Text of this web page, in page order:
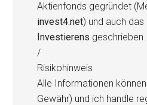
Aktienfonds gegründet
invest4.net) und auch das
Investierens geschrieben.
/
Risikohinweis
Alle Informationen
Gewähr) und ich handle